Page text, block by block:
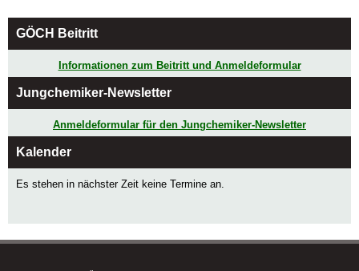
GÖCH Beitritt
Informationen zum Beitritt und Anmeldeformular
Jungchemiker-Newsletter
Anmeldeformular für den Jungchemiker-Newsletter
Kalender
Es stehen in nächster Zeit keine Termine an.